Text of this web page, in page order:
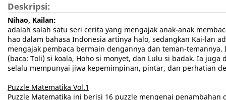
Deskripsi:
Nihao, Kailan:
adalah salah satu seri cerita yang mengajak anak-anak
hao dalam bahasa Indonesia artinya halo, sedangkan Kai-lan
mengajak pembaca bermain dengannya dan teman-
(baca: Toli) si koala, Hoho si monyet, dan Lulu si badak. Ia
selalu mempunyai jiwa kepemimpinan, pintar, dan perhatian
Puzzle Matematika Vol.1
Puzzle Matematika ini berisi 16 puzzle mengenai penambahan